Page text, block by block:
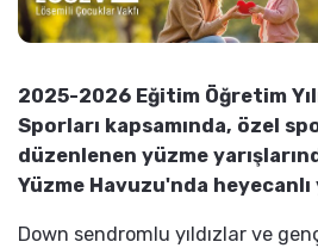
2025-2026 Eğitim Öğretim
Sporları kapsamında, özel
düzenlenen yüzme
Yüzme Havuzu'nda heyecanlı
Down sendromlu yıldızlar ve